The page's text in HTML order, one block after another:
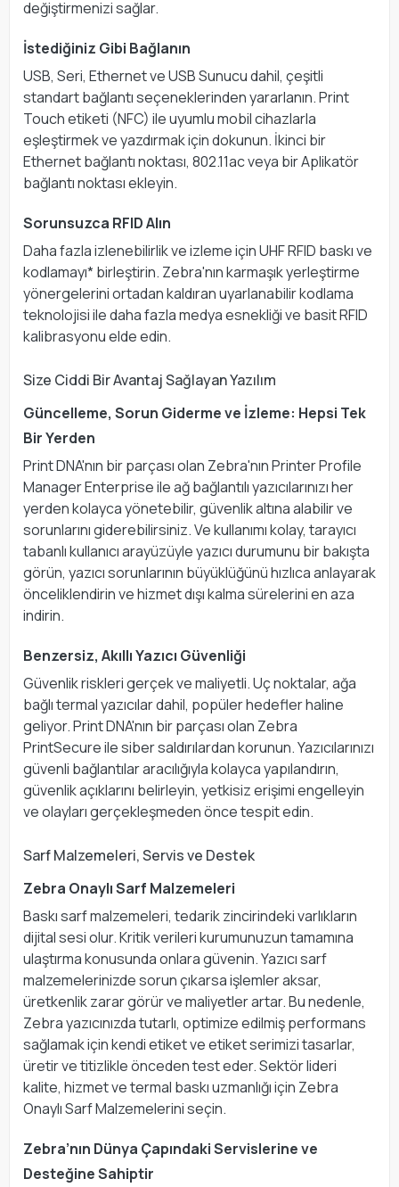
değiştirmenizi sağlar.
İstediğiniz Gibi Bağlanın
USB, Seri, Ethernet ve USB Sunucu dahil, çeşitli
standart bağlantı seçeneklerinden yararlanın. Print
Touch etiketi (NFC) ile uyumlu mobil cihazlarla
eşleştirmek ve yazdırmak için dokunun. İkinci bir
Ethernet bağlantı noktası, 802.11ac veya bir Aplikatör
bağlantı noktası ekleyin.
Sorunsuzca RFID Alın
Daha fazla izlenebilirlik ve izleme için UHF RFID baskı ve
kodlamayı* birleştirin. Zebra'nın karmaşık yerleştirme
yönergelerini ortadan kaldıran uyarlanabilir kodlama
teknolojisi ile daha fazla medya esnekliği ve basit RFID
kalibrasyonu elde edin.
Size Ciddi Bir Avantaj Sağlayan Yazılım
Güncelleme, Sorun Giderme ve İzleme: Hepsi Tek
Bir Yerden
Print DNA'nın bir parçası olan Zebra'nın Printer Profile
Manager Enterprise ile ağ bağlantılı yazıcılarınızı her
yerden kolayca yönetebilir, güvenlik altına alabilir ve
sorunlarını giderebilirsiniz. Ve kullanımı kolay, tarayıcı
tabanlı kullanıcı arayüzüyle yazıcı durumunu bir bakışta
görün, yazıcı sorunlarının büyüklüğünü hızlıca anlayarak
önceliklendirin ve hizmet dışı kalma sürelerini en aza
indirin.
Benzersiz, Akıllı Yazıcı Güvenliği
Güvenlik riskleri gerçek ve maliyetli. Uç noktalar, ağa
bağlı termal yazıcılar dahil, popüler hedefler haline
geliyor. Print DNA'nın bir parçası olan Zebra
PrintSecure ile siber saldırılardan korunun. Yazıcılarınızı
güvenli bağlantılar aracılığıyla kolayca yapılandırın,
güvenlik açıklarını belirleyin, yetkisiz erişimi engelleyin
ve olayları gerçekleşmeden önce tespit edin.
Sarf Malzemeleri, Servis ve Destek
Zebra Onaylı Sarf Malzemeleri
Baskı sarf malzemeleri, tedarik zincirindeki varlıkların
dijital sesi olur. Kritik verileri kurumunuzun tamamına
ulaştırma konusunda onlara güvenin. Yazıcı sarf
malzemelerinizde sorun çıkarsa işlemler aksar,
üretkenlik zarar görür ve maliyetler artar. Bu nedenle,
Zebra yazıcınızda tutarlı, optimize edilmiş performans
sağlamak için kendi etiket ve etiket serimizi tasarlar,
üretir ve titizlikle önceden test eder. Sektör lideri
kalite, hizmet ve termal baskı uzmanlığı için Zebra
Onaylı Sarf Malzemelerini seçin.
Zebra’nın Dünya Çapındaki Servislerine ve
Desteğine Sahiptir